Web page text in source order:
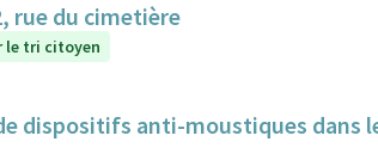
rue du cimetière
le tri citoyen
dispositifs anti-moustiques dans